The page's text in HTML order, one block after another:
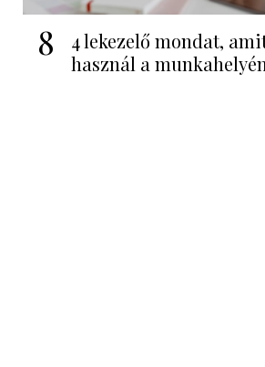
8
4 lekezelő mondat,
használ a